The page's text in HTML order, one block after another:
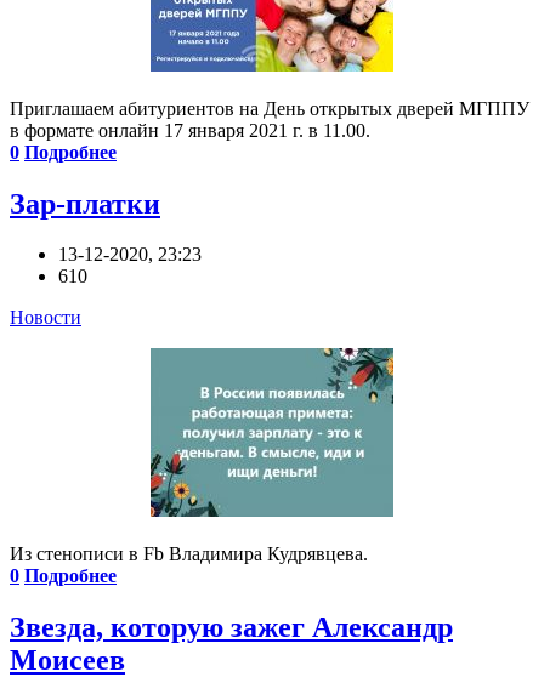
Приглашаем абитуриентов на День открытых дверей МГППУ
в формате онлайн 17 января 2021 г. в 11.00.
0 Подробнее
Зар-платки
13-12-2020, 23:23
610
Новости
Из стенописи в Fb Владимира Кудрявцева.
0 Подробнее
Звезда, которую зажег Александр
Моисеев